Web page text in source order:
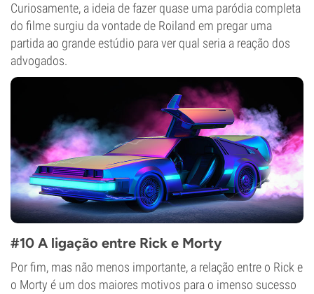
Curiosamente, a ideia de fazer quase uma paródia completa
do filme surgiu da vontade de Roiland em pregar uma
partida ao grande estúdio para ver qual seria a reação dos
advogados.
#10 A ligação entre Rick e Morty
Por fim, mas não menos importante, a relação entre o Rick e
o Morty é um dos maiores motivos para o imenso sucesso